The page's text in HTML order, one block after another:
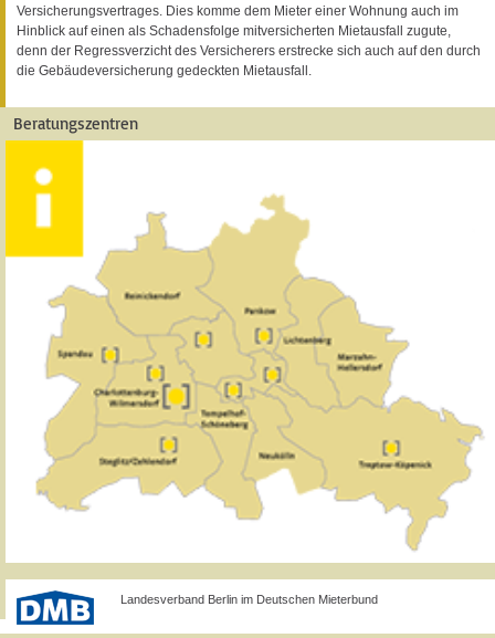
Versicherungsvertrages. Dies komme dem Mieter einer Wohnung auch im
Hinblick auf einen als Schadensfolge mitversicherten Mietausfall zugute,
denn der Regressverzicht des Versicherers erstrecke sich auch auf den durch
die Gebäudeversicherung gedeckten Mietausfall.
Beratungszentren
Landesverband Berlin im Deutschen Mieterbund